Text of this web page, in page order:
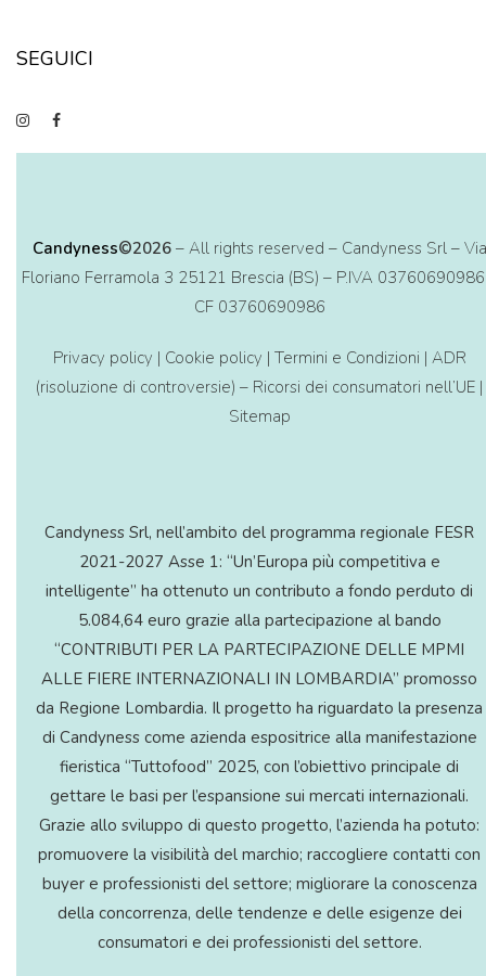
SEGUICI
Candyness©2026– All rights reserved – Candyness Srl – Via
Floriano Ferramola 3 25121 Brescia (BS) – P.IVA
CF 03760690986
Privacy policy | Cookie policy | Termini e Condizioni | ADR
(risoluzione di controversie) – Ricorsi dei consumatori nell’UE |
Sitemap
Candyness Srl, nell’ambito del programma regionale FESR
2021-2027 Asse 1: “Un’Europa più competitiva e
intelligente” ha ottenuto un contributo a fondo perduto di
5.084,64 euro grazie alla partecipazione al bando
“CONTRIBUTI PER LA PARTECIPAZIONE DELLE MPMI
ALLE FIERE INTERNAZIONALI IN LOMBARDIA” promosso
da Regione Lombardia. Il progetto ha riguardato la presenza
di Candyness come azienda espositrice alla manifestazione
fieristica “Tuttofood” 2025, con l’obiettivo principale di
gettare le basi per l’espansione sui mercati internazionali.
Grazie allo sviluppo di questo progetto, l’azienda ha potuto:
promuovere la visibilità del marchio; raccogliere contatti con
buyer e professionisti del settore; migliorare la conoscenza
della concorrenza, delle tendenze e delle esigenze dei
consumatori e dei professionisti del settore.